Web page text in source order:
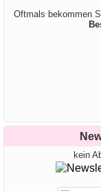
Oftmals bekommen
kein